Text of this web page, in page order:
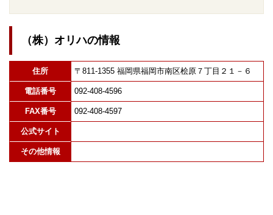
（株）オリハの情報
住所 〒811-1355 福岡県福岡市南区桧原７丁目２１－６
電話番号 092-408-4596
FAX番号 092-408-4597
公式サイト
その他情報